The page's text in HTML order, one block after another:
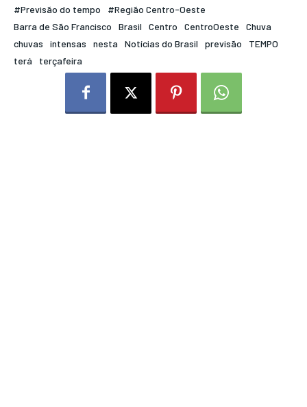
#Previsão do tempo
#Região Centro-Oeste
Barra de São Francisco
Brasil Centro CentroOeste
Chuva
chuvas
intensas nesta Notícias do Brasil previsão
TEMPO
terá
terçafeira